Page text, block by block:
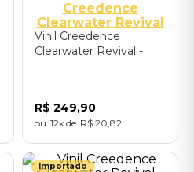
Creedence
Clearwater Revival
Vinil Creedence
Clearwater Revival -
Importado
R$ 249,90
12 R$ 20 82
Importado